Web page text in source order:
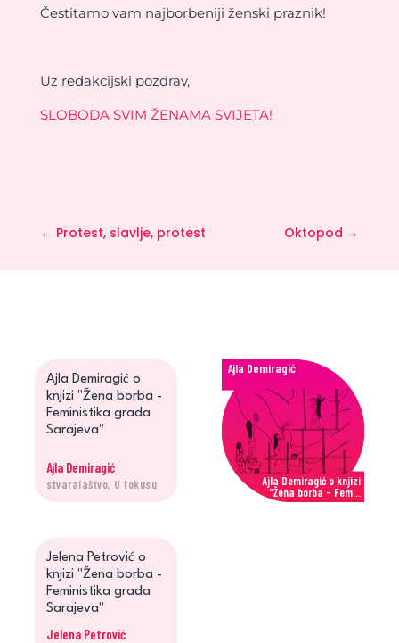
Čestitamo vam najborbeniji ženski praznik!
Uz redakcijski pozdrav,
SLOBODA SVIM ŽENAMA SVIJETA!
← Protest, slavlje, protest Oktopod →
Ajla Demiragić o
knjizi "Žena borba -
Feministika grada
Sarajeva"
Ajla Demiragić
stvaralaštvo, U fokusu
Ajla Demiragić o knjizi
"Žena borba - Fem...
Ajla Demiragić
Jelena Petrović o
knjizi "Žena borba -
Feministika grada
Sarajeva"
Jelena Petrović